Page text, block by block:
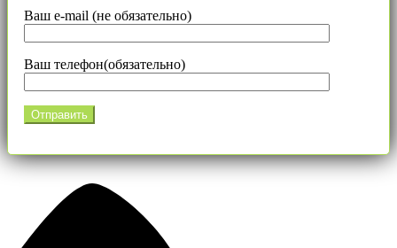
Ваш e-mail (не обязательно)
Ваш телефон(обязательно)